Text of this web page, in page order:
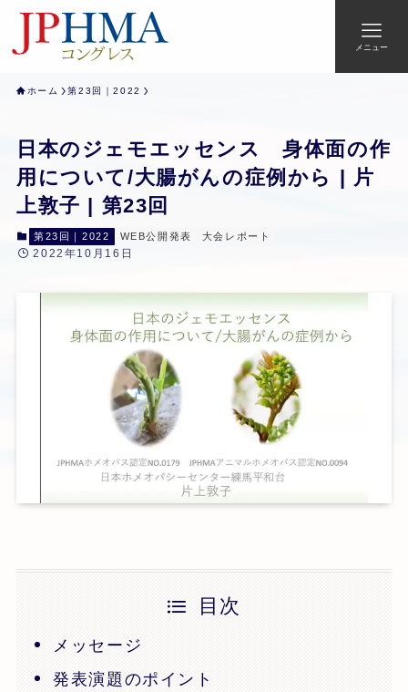
メニュー
ホーム 第23回｜2022
日本のジェモエッセンス 身体面の作
用について/大腸がんの症例から | 片
上敦子 | 第23回
第23回｜2022 WEB公開発表 大会レポート
2022年10月16日
目次
メッセージ
発表演題のポイント